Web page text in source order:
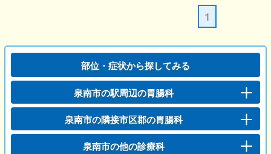
1
部位・症状から探してみる
泉南市の駅周辺の胃腸科
泉南市の隣接市区郡の胃腸科
泉南市の他の診療科